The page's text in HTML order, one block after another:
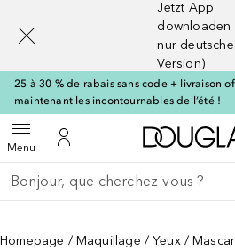
Jetzt App
downloaden
nur deutsche
Version)
25 à 30 % de rabais sans code + livraison
maintenant les incontournables de l’été !
MenuOuvrir le menuVers Mon Compte
Retourner
Exécuter la recherche
Homepage Maquillage Yeux
[navigation.slideout.screenreader]